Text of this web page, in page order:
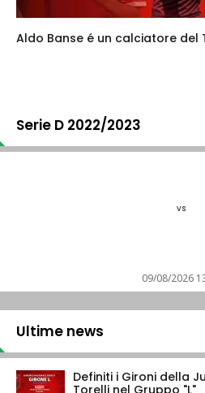
Aldo Banse é un calciatore del
Serie D 2022/2023
vs
09/08/2026
Ultime news
Definiti i Gironi della
Torelli nel Gruppo "L"